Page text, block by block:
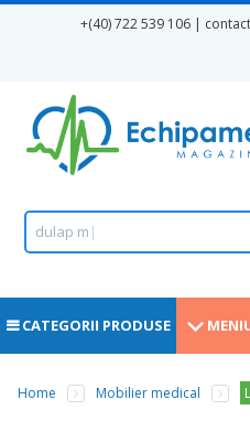
+(40) 722 539 106 | contact
Formular de căutare
Căutare
.dulap m e
CATEGORII PRODUSE
Home Mobilier medical